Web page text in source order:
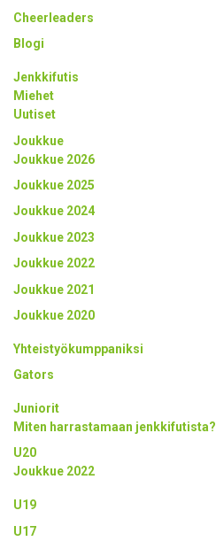
Cheerleaders
Blogi
Jenkkifutis
Miehet
Uutiset
Joukkue
Joukkue 2026
Joukkue 2025
Joukkue 2024
Joukkue 2023
Joukkue 2022
Joukkue 2021
Joukkue 2020
Yhteistyökumppaniksi
Gators
Juniorit
Miten harrastamaan jenkkifutista?
U20
Joukkue 2022
U19
U17